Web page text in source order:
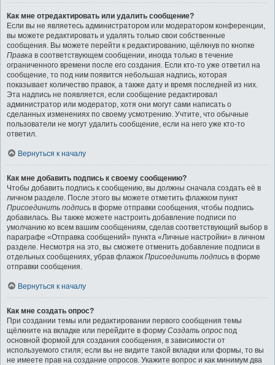
Как мне отредактировать или удалить сообщение?
Если вы не являетесь администратором или модератором конференции,
вы можете редактировать и удалять только свои собственные
сообщения. Вы можете перейти к редактированию, щёлкнув по кнопке
Правка в соответствующем сообщении, иногда только в течение
ограниченного времени после его создания. Если кто-то уже ответил на
сообщение, то под ним появится небольшая надпись, которая
показывает количество правок, а также дату и время последней из них.
Эта надпись не появляется, если сообщение редактировал
администратор или модератор, хотя они могут сами написать о
сделанных изменениях по своему усмотрению. Учтите, что обычные
пользователи не могут удалить сообщение, если на него уже кто-то
ответил.
Вернуться к началу
Как мне добавить подпись к своему сообщению?
Чтобы добавить подпись к сообщению, вы должны сначала создать её в
личном разделе. После этого вы можете отметить флажком пункт
Присоединить подпись в форме отправки сообщения, чтобы подпись
добавилась. Вы также можете настроить добавление подписи по
умолчанию ко всем вашим сообщениям, сделав соответствующий выбор в
параграфе «Отправка сообщений» пункта «Личные настройки» в личном
разделе. Несмотря на это, вы сможете отменить добавление подписи в
отдельных сообщениях, убрав флажок Присоединить подпись в форме
отправки сообщения.
Вернуться к началу
Как мне создать опрос?
При создании темы или редактировании первого сообщения темы
щёлкните на вкладке или перейдите в форму Создать опрос под
основной формой для создания сообщения, в зависимости от
используемого стиля; если вы не видите такой вкладки или формы, то вы
не имеете прав на создание опросов. Укажите вопрос и как минимум два